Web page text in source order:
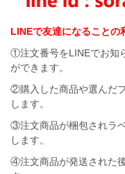
LINEで友達になることの
①注文番号をLINEでお知
ができます。
②購入した商品や選んだ
します。
③注文商品が梱包されラ
します。
④注文商品が発送された